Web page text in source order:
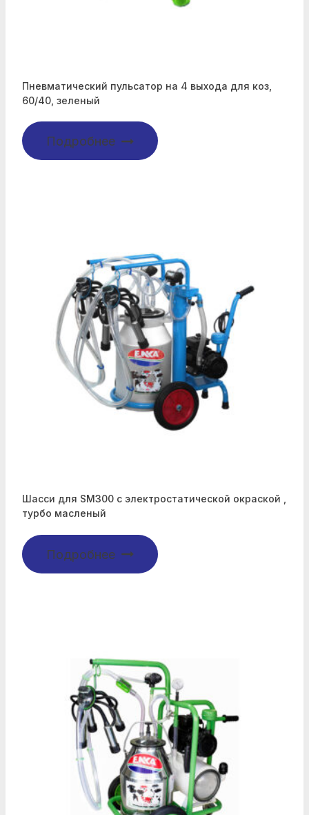
Пневматический пульсатор на 4 выхода для коз,
60/40, зеленый
Подробнее
Шасси для SM300 с электростатической окраской ,
турбо масленый
Подробнее